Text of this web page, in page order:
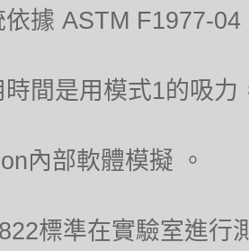
依據 ASTM F1977-
時間是用模式1的吸
內部軟體模擬 。
標準在實驗室進行